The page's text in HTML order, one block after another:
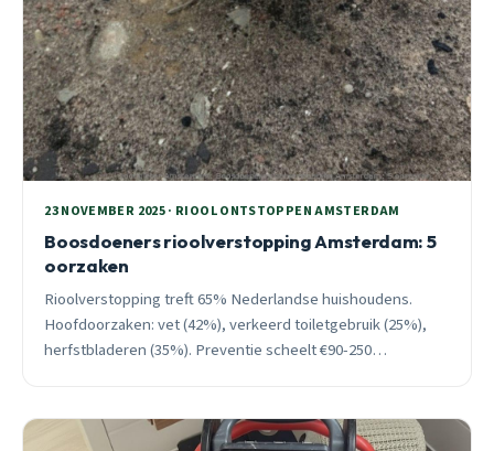
23 NOVEMBER 2025 · RIOOL ONTSTOPPEN AMSTERDAM
Boosdoeners rioolverstopping Amsterdam: 5
oorzaken
Rioolverstopping treft 65% Nederlandse huishoudens.
Hoofdoorzaken: vet (42%), verkeerd toiletgebruik (25%),
herfstbladeren (35%). Preventie scheelt €90-250